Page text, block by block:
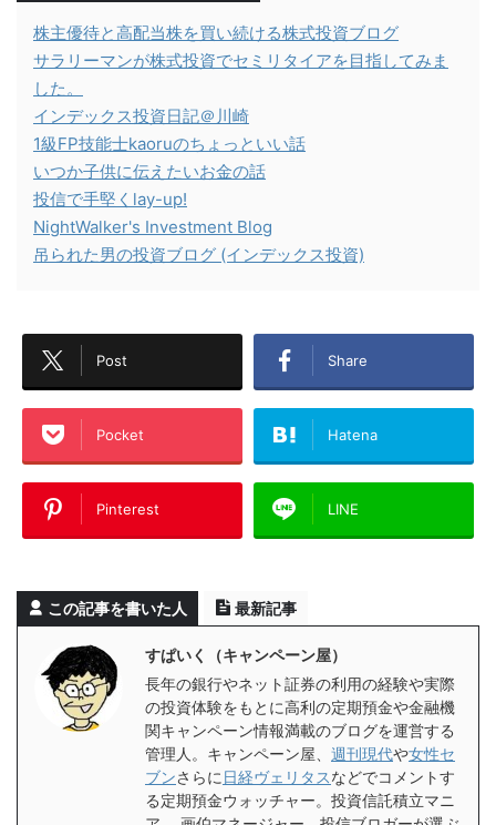
株主優待と高配当株を買い続ける株式投資ブログ
サラリーマンが株式投資でセミリタイアを目指してみま
した。
インデックス投資日記＠川崎
1級FP技能士kaoruのちょっといい話
いつか子供に伝えたいお金の話
投信で手堅くlay-up!
NightWalker's Investment Blog
吊られた男の投資ブログ (インデックス投資)
Post Share
Pocket Hatena
Pinterest LINE
この記事を書いた人 最新記事
すぱいく（キャンペーン屋）
長年の銀行やネット証券の利用の経験や実際
の投資体験をもとに高利の定期預金や金融機
関キャンペーン情報満載のブログを運営する
管理人。キャンペーン屋、 週刊現代や女性セ
ブンさらに 日経ヴェリタスなどでコメントす
る定期預金ウォッチャー。投資信託積立マニ